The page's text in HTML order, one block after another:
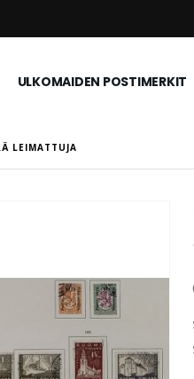
ULKOMAIDEN POSTIMERKIT
LEIMATTUJA